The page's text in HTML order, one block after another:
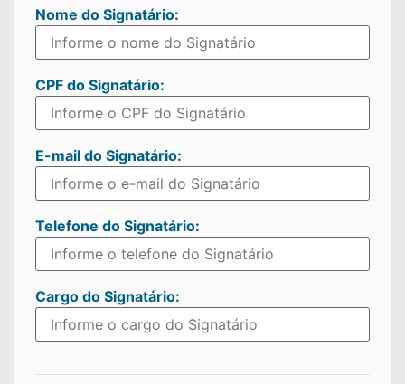
Nome do Signatário:
CPF do Signatário:
E-mail do Signatário:
Telefone do Signatário:
Cargo do Signatário: